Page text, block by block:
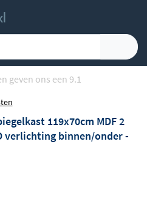
geven ons een 9.1
119x70cm MDF 2
verlichting binnen/onder -